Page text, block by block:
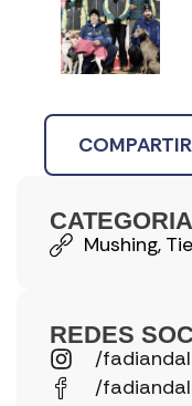
COMPARTIR
Mushing,
REDES
/
/